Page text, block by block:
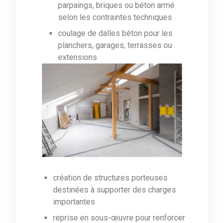
parpaings, briques ou béton armé
selon les contraintes techniques
coulage de dalles béton pour les
planchers, garages, terrasses ou
extensions
création de structures porteuses
destinées à supporter des charges
importantes
reprise en sous-œuvre pour renforcer